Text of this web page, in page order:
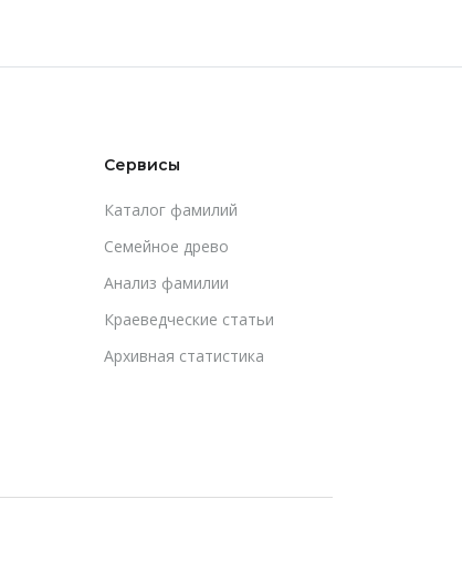
Сервисы
Каталог фамилий
Cемейное древо
Анализ фамилии
Краеведческие статьи
Архивная статистика